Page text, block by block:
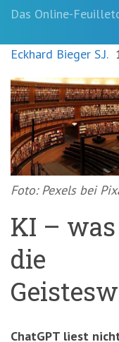
'1')Zur
springen
'3')Zur
Suche
springen
(Accesskey
'2')
Das Online-
Eckhard Bieger S.J.
Foto: Pexels bei
KI –
die
ChatGPT liest